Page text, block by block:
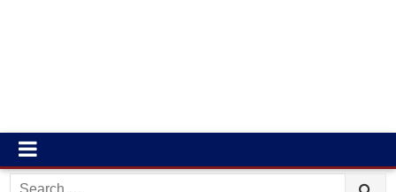
Search